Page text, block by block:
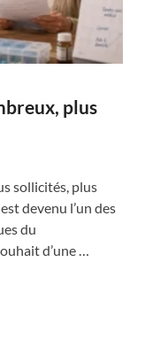
plus
sollicités, plus
devenu l’un des
du
d’une …